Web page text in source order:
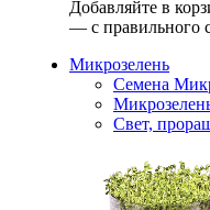
Добавляйте в
— с правильного
Микрозелень
Семена
Свет,